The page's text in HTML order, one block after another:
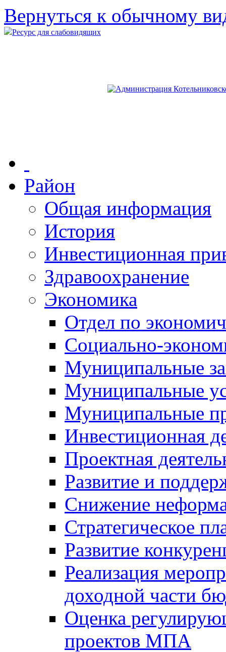
Вернуться к обычному
Ресурс для слабовидящих
Район
Общая информация
История
Инвестиционная
Здравоохранение
Экономика
Отдел по
Социально-
Муниципальные
Муниципальные
Муниципальные
Инвестиционная
Проектная
Развитие и
Снижение
Стратегическое
Развитие
Реализация
доходной части
Оценка
проектов МПА